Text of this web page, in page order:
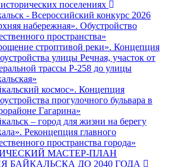
поселениях
- Всероссийский конкурс 2026
набережная». Обустройство
пространства»
строптивой реки». Концепция
улицы Речная, участок от
трассы Р-258 до улицы
космос». Концепция
прогулочного бульвара в
Гагарина»
– город для жизни на берегу
Реконцепция главного
пространства города»
МАСТЕР-ПЛАН
БАЙКАЛЬСКА ДО 2040 ГОДА